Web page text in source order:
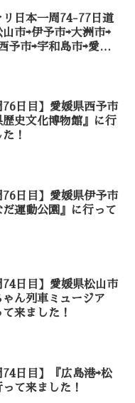
リ日本一周74-77日道
市⇨伊予市⇨大洲市⇨
予市⇨宇和島市⇨愛南
76日目】愛媛県西予市
歴史文化博物館』に行
！
76日目】愛媛県伊予市
だ運動公園』に行って
74日目】愛媛県松山市
ゃん列車ミュージア
来ました！
74日目】『広島港⇨松
て来ました！